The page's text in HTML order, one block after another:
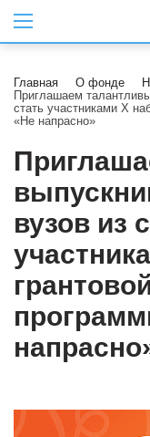
Главная О фонде
Приглашаем
стать участниками X
«Не напрасно»
вузов из